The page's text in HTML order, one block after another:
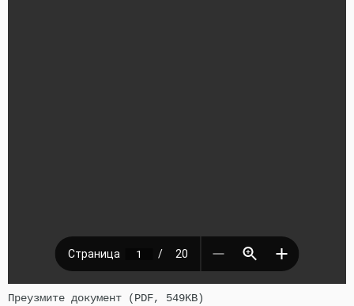
Преузмите документ (PDF, 549KB)